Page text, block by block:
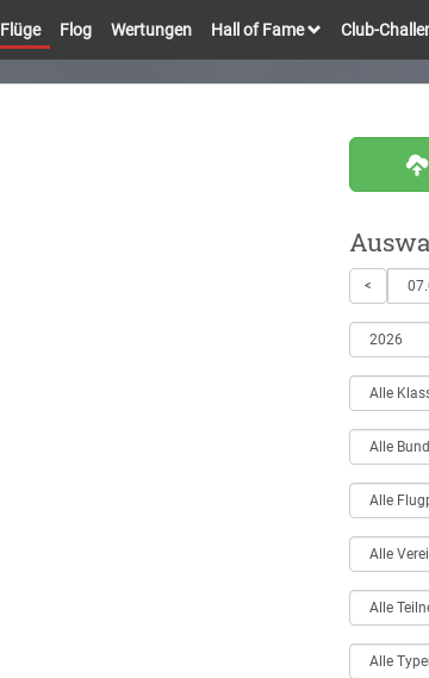
Flüge Flog Wertungen Hall of Fame Club-
<